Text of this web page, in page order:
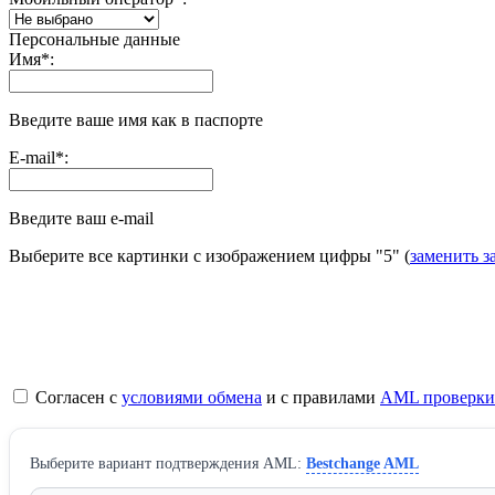
Персональные данные
Имя*:
Введите ваше имя как в паспорте
E-mail*:
Введите ваш e-mail
Выберите все картинки с изображением цифры "5" (заменить
Согласен с условиями обмена и с правилами AML проверки
Выберите вариант подтверждения AML: Bestchange AML